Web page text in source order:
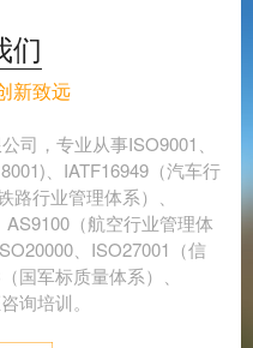
们
新致远
司，专业从事ISO9001、
、IATF16949（汽车行
路行业管理体系）、
（航空行业管理体
、ISO27001（信
国军标质量体系）、
询培训。